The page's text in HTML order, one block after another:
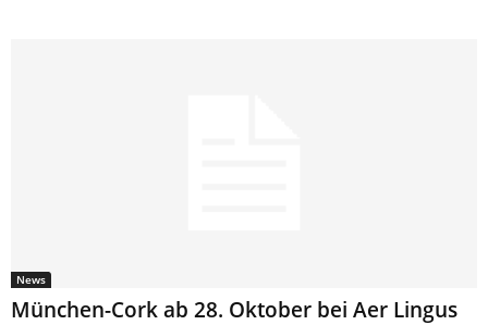
News
München-Cork ab 28. Oktober bei Aer Lingus